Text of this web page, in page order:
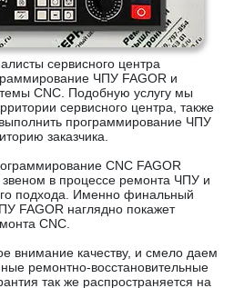
сервисного центра
ЧПУ FAGOR и
CNC. Подобную услугу мы
сервисного центра, также
программирование ЧПУ
заказчика.
CNC FAGOR
в процессе ремонта ЧПУ и
подхода. Именно финальный
FAGOR наглядно покажет
CNC.
внимание качеству, и смело даем
ремонтно-восстановительные
так же распространяется на